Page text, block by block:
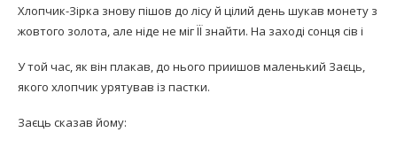
Хлопчик-Зірка знову пішов до лісу й цілий день шукав монету з
жовтого золота, але ніде не міг ЇЇ знайти. На заході сонця сів і
У той час, як він плакав, до нього приишов маленький Заєць,
якого хлопчик урятував із пастки.
Заєць сказав йому: